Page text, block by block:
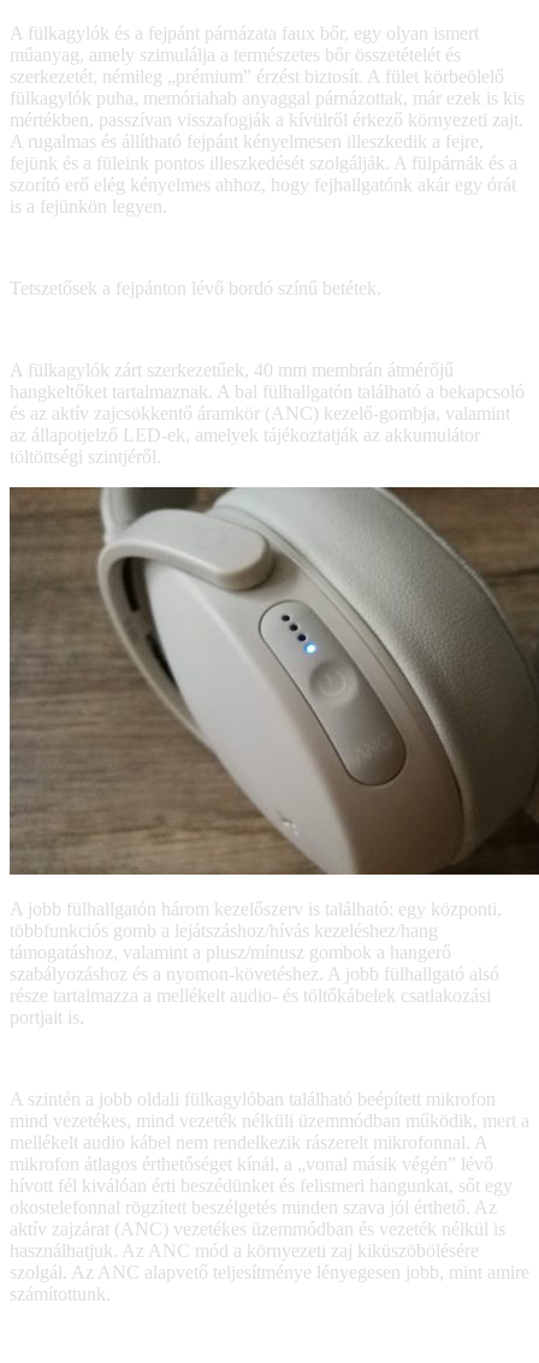
A fülkagylók és a fejpánt párnázata faux bőr, egy olyan ismert
műanyag, amely szimulálja a természetes bőr összetételét és
szerkezetét, némileg „prémium” érzést biztosít. A fület körbeölelő
fülkagylók puha, memóriahab anyaggal párnázottak, már ezek is kis
mértékben, passzívan visszafogják a kívülről érkező környezeti zajt.
A rugalmas és állítható fejpánt kényelmesen illeszkedik a fejre,
fejünk és a füleink pontos illeszkedését szolgálják. A fülpárnák és a
szorító erő elég kényelmes ahhoz, hogy fejhallgatónk akár egy órát
is a fejünkön legyen.
Tetszetősek a fejpánton lévő bordó színű betétek.
A fülkagylók zárt szerkezetűek, 40 mm membrán átmérőjű
hangkeltőket tartalmaznak. A bal fülhallgatón található a bekapcsoló
és az aktív zajcsökkentő áramkör (ANC) kezelő-gombja, valamint
az állapotjelző LED-ek, amelyek tájékoztatják az akkumulátor
töltöttségi szintjéről.
A jobb fülhallgatón három kezelőszerv is található: egy központi,
többfunkciós gomb a lejátszáshoz/hívás kezeléshez/hang
támogatáshoz, valamint a plusz/mínusz gombok a hangerő
szabályozáshoz és a nyomon-követéshez. A jobb fülhallgató alsó
része tartalmazza a mellékelt audio- és töltőkábelek csatlakozási
portjait is.
A szintén a jobb oldali fülkagylóban található beépített mikrofon
mind vezetékes, mind vezeték nélküli üzemmódban működik, mert a
mellékelt audio kábel nem rendelkezik rászerelt mikrofonnal. A
mikrofon átlagos érthetőséget kínál, a „vonal másik végén” lévő
hívott fél kiválóan érti beszédünket és felismeri hangunkat, sőt egy
okostelefonnal rögzített beszélgetés minden szava jól érthető. Az
aktív zajzárat (ANC) vezetékes üzemmódban és vezeték nélkül is
használhatjuk. Az ANC mód a környezeti zaj kiküszöbölésére
szolgál. Az ANC alapvető teljesítménye lényegesen jobb, mint amire
számítottunk.